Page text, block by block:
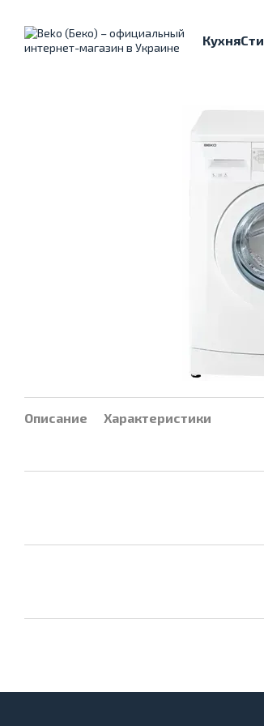
Кухня
Описание Характеристики